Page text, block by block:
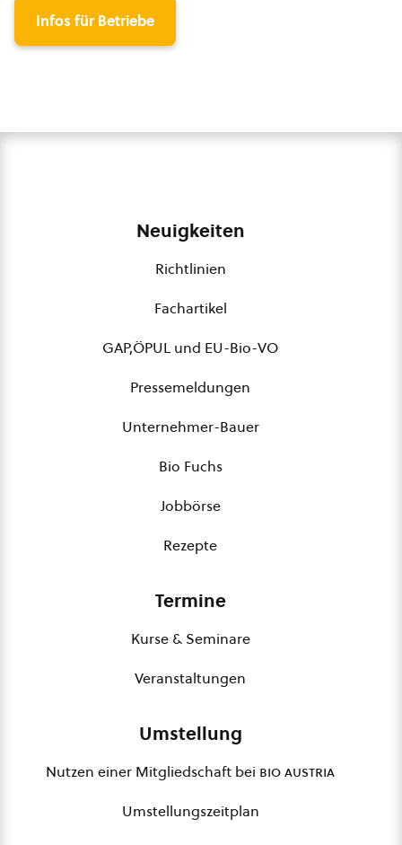
Infos für Betriebe
Neuigkeiten
Richtlinien
Fachartikel
GAP,ÖPUL und EU-Bio-VO
Pressemeldungen
Unternehmer-Bauer
Bio Fuchs
Jobbörse
Rezepte
Termine
Kurse & Seminare
Veranstaltungen
Umstellung
Nutzen einer Mitgliedschaft bei bio austria
Umstellungszeitplan